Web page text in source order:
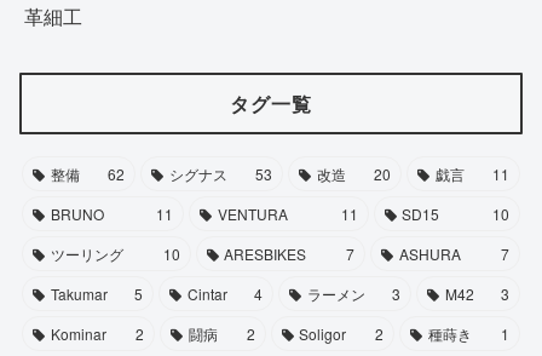
革細工
タグ一覧
整備 62 シグナス 53 改造 20 戯言
11
BRUNO
11 VENTURA 11 SD15
10
ツーリング
10 ARESBIKES 7 ASHURA
7
Takumar
5 Cintar 4 ラーメン 3 M42
3
Kominar
2 闘病 2 Soligor 2 種蒔き
1